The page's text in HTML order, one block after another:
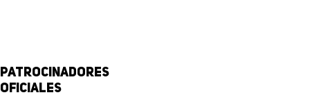
Patrocinadores
Oficiales